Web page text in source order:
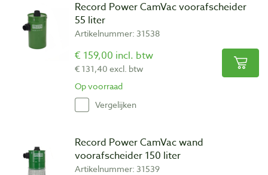
Record Power CamVac voorafscheider
55 liter
Artikelnummer: 31538
€ 159,00 incl. btw
€ 131,40 excl. btw
Op voorraad
Vergelijken
Record Power CamVac wand
voorafscheider 150 liter
Artikelnummer: 31539